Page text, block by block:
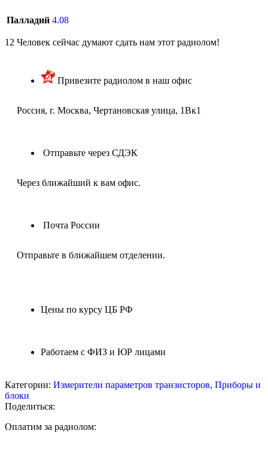
Палладий 4.08
12 Человек сейчас думают сдать нам этот радиолом!
Привезите радиолом в наш офис
Россия, г. Москва, Чертановская улица, 1Вк1
Отправьте через СДЭК
Через ближайший к вам офис.
Почта России
Отправьте в ближайшем отделении.
Цены по курсу ЦБ РФ
Работаем с ФИЗ и ЮР лицами
Категории: Измерители параметров транзисторов, Приборы и
блоки
Поделиться:
Оплатим за радиолом: